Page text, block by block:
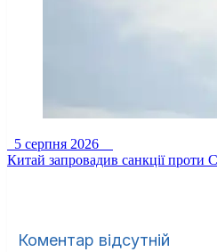
5 серпня 2026
Китай запровадив санкції